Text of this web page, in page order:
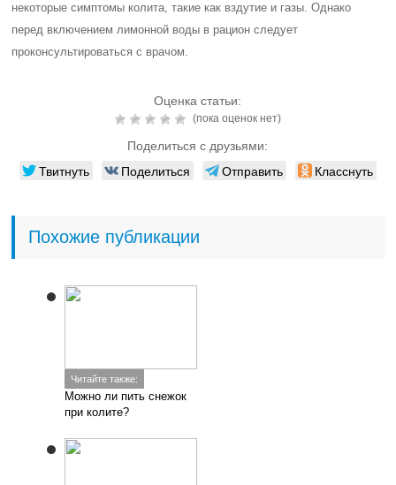
некоторые симптомы колита, такие как вздутие и газы. Однако
перед включением лимонной воды в рацион следует
проконсультироваться с врачом.
Оценка статьи:
(пока оценок нет)
Поделиться с друзьями:
Твитнуть Поделиться Отправить Класснуть
Похожие публикации
Читайте также:
Можно ли пить снежок
при колите?